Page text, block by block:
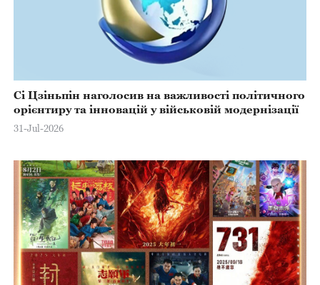
Сі Цзіньпін наголосив на важливості політичного
орієнтиру та інновацій у військовій модернізації
31-Jul-2026